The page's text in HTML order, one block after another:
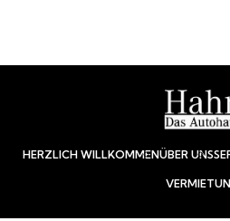
HERZLICH WILLKOMMENÜBER UNS